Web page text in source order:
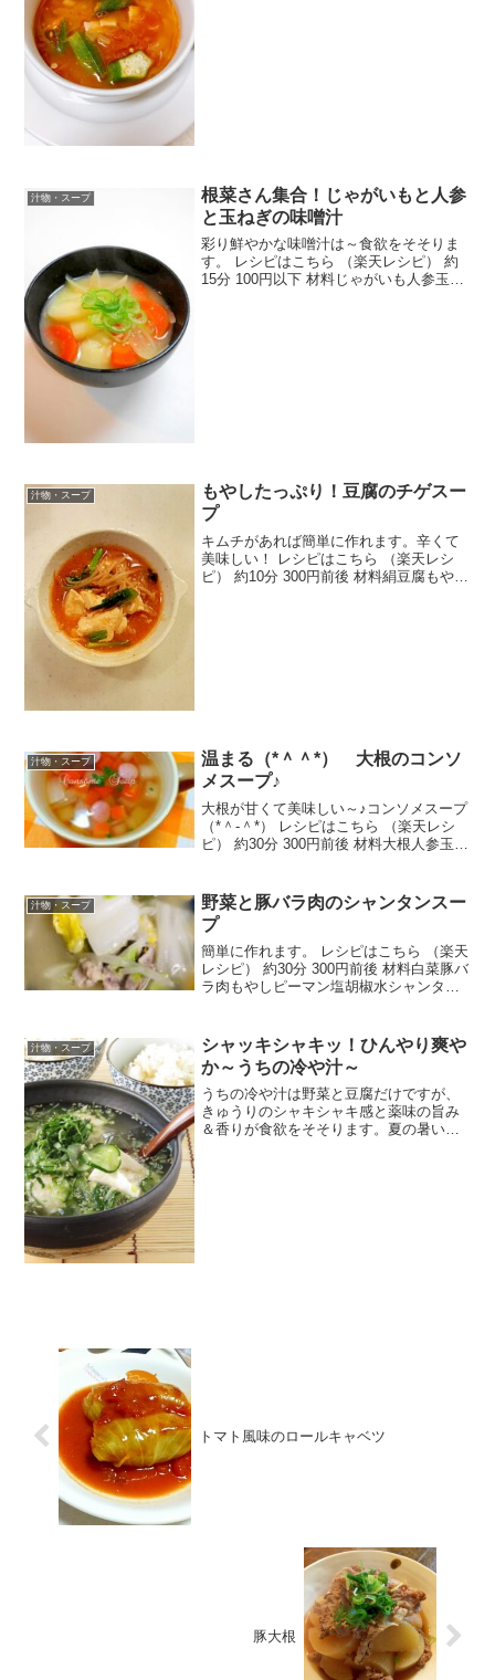
汁物・スープ
根菜さん集合！じゃがいもと人参
と玉ねぎの味噌汁
彩り鮮やかな味噌汁は～食欲をそそりま
す。 レシピはこちら （楽天レシピ） 約
15分 100円以下 材料じゃがいも人参玉ね
汁物・スープ
もやしたっぷり！豆腐のチゲスー
プ
キムチがあれば簡単に作れます。辛くて
美味しい！ レシピはこちら （楽天レシ
ピ） 約10分 300円前後 材料絹豆腐もやし
汁物・スープ
温まる（*＾＾*） 大根のコンソ
メスープ♪
大根が甘くて美味しい～♪コンソメスープ
（*＾‐＾*） レシピはこちら （楽天レシ
ピ） 約30分 300円前後 材料大根人参玉ね
汁物・スープ
野菜と豚バラ肉のシャンタンスー
プ
簡単に作れます。 レシピはこちら （楽天
レシピ） 約30分 300円前後 材料白菜豚バ
ラ肉もやしピーマン塩胡椒水シャンタン
汁物・スープ
シャッキシャキッ！ひんやり爽や
か～うちの冷や汁～
うちの冷や汁は野菜と豆腐だけですが、
きゅうりのシャキシャキ感と薬味の旨み
＆香りが食欲をそそります。夏の暑い季
トマト風味のロールキャベツ
豚大根